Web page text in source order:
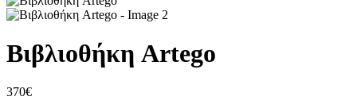
Βιβλιοθήκη Artego
370€